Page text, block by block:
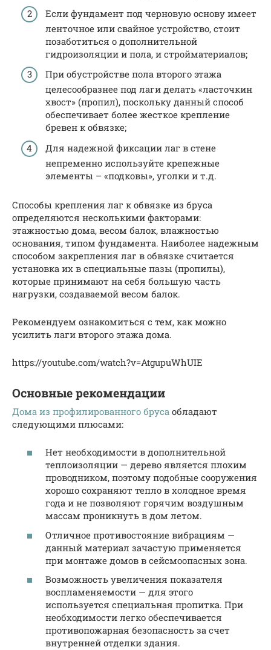
Если фундамент под черновую основу имеет
ленточное или свайное устройство, стоит
позаботиться о дополнительной
гидроизоляции и пола, и стройматериалов;
При обустройстве пола второго этажа
целесообразнее под лаги делать «ласточкин
хвост» (пропил), поскольку данный способ
обеспечивает более жесткое крепление
бревен к обвязке;
Для надежной фиксации лаг в стене
непременно используйте крепежные
элементы – «подковы», уголки и т.д.
Способы крепления лаг к обвязке из бруса
определяются несколькими факторами:
этажностью дома, весом балок, влажностью
основания, типом фундамента. Наиболее надежным
способом закрепления лаг в обвязке считается
установка их в специальные пазы (пропилы),
которые принимают на себя большую часть
нагрузки, создаваемой весом балок.
Рекомендуем ознакомиться с тем, как можно
усилить лаги второго этажа дома.
https://youtube.com/watch?v=AtgupuWhUIE
Основные рекомендации
Дома из профилированного бруса обладают
следующими плюсами:
Нет необходимости в дополнительной
теплоизоляции — дерево является плохим
проводником, поэтому подобные сооружения
хорошо сохраняют тепло в холодное время
года и не позволяют горячим воздушным
массам проникнуть в дом летом.
Отличное противостояние вибрациям —
данный материал зачастую применяется
при монтаже домов в сейсмоопасных зона.
Возможность увеличения показателя
воспламеняемости — для этого
используется специальная пропитка. При
необходимости легко обеспечивается
противопожарная безопасность за счет
внутренней отделки здания.